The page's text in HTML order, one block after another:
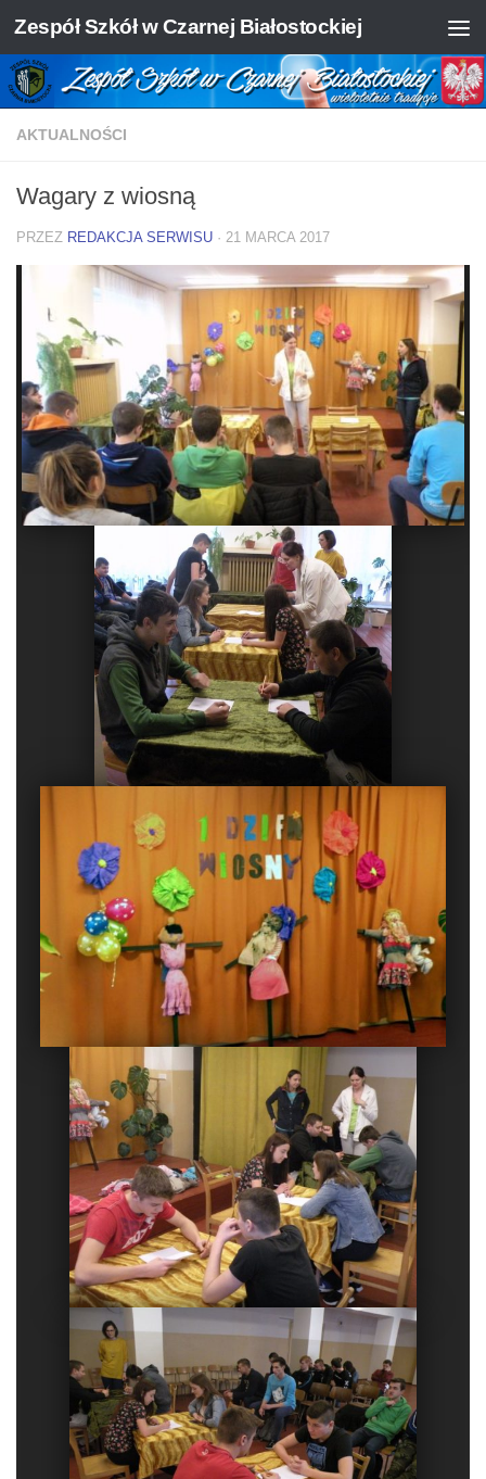
Skip to content
Zespół Szkół w Czarnej Białostockiej
AKTUALNOŚCI
Wagary z wiosną
PRZEZ REDAKCJA SERWISU · 21 MARCA 2017